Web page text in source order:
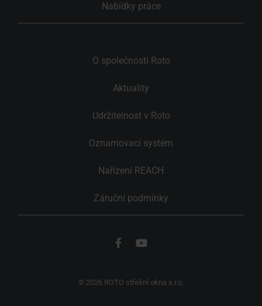
Nabídky práce
O společnosti Roto
Aktuality
Udržitelnost v Roto
Oznamovací systém
Nařízení REACH
Záruční podmínky
© 2026 ROTO střešní okna s.r.o.